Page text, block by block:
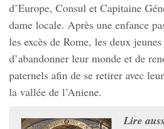
d’Europe, Consul et Capitaine
dame locale. Après une enfance
les excès de Rome, les deux
d’abandonner leur monde et de
paternels afin de se retirer avec
la vallée de l’Aniene.
Lire